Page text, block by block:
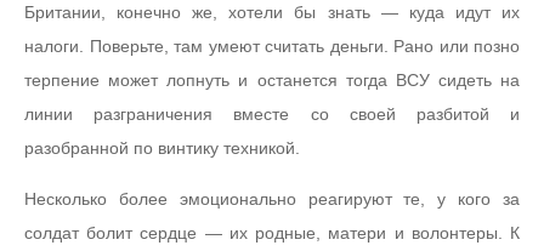
Британии, конечно же, хотели бы знать — куда идут их
налоги. Поверьте, там умеют считать деньги. Рано или позно
терпение может лопнуть и останется тогда ВСУ сидеть на
линии разграничения вместе со своей разбитой и
разобранной по винтику техникой.
Несколько более эмоционально реагируют те, у кого за
солдат болит сердце — их родные, матери и волонтеры. К